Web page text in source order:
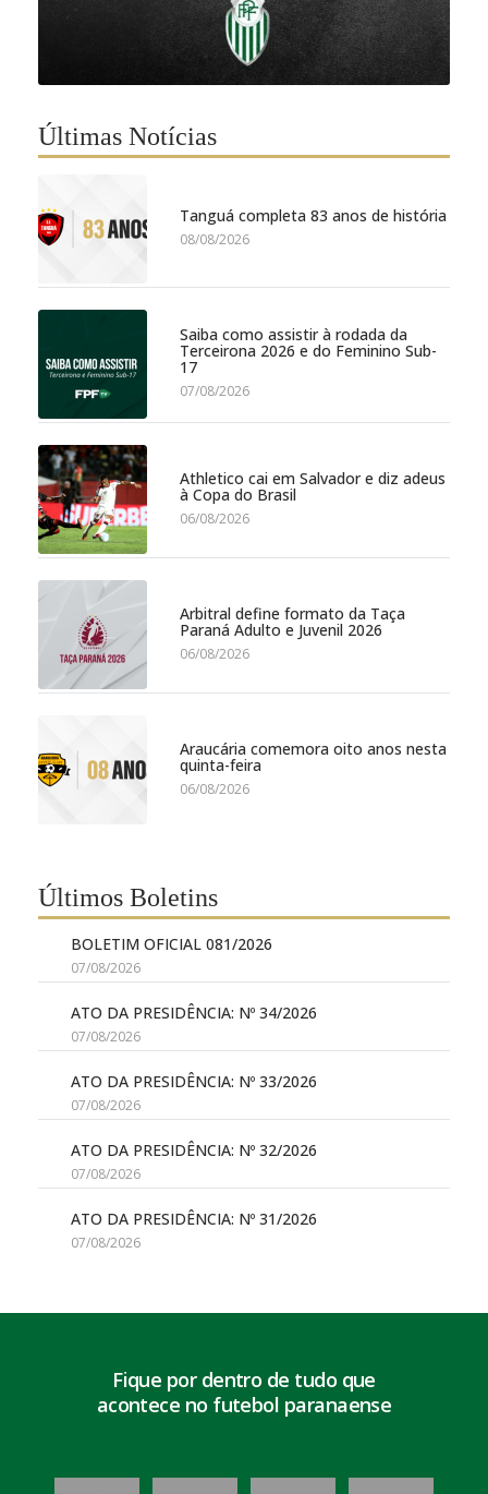
Últimas Notícias
Tanguá completa 83 anos de história
08/08/2026
Saiba como assistir à rodada da
Terceirona 2026 e do Feminino Sub-
17
07/08/2026
Athletico cai em Salvador e diz adeus
à Copa do Brasil
06/08/2026
Arbitral define formato da Taça
Paraná Adulto e Juvenil 2026
06/08/2026
Araucária comemora oito anos nesta
quinta-feira
06/08/2026
Últimos Boletins
BOLETIM OFICIAL 081/2026
07/08/2026
ATO DA PRESIDÊNCIA: Nº 34/2026
07/08/2026
ATO DA PRESIDÊNCIA: Nº 33/2026
07/08/2026
ATO DA PRESIDÊNCIA: Nº 32/2026
07/08/2026
ATO DA PRESIDÊNCIA: Nº 31/2026
07/08/2026
Fique por dentro de tudo que
acontece no futebol paranaense